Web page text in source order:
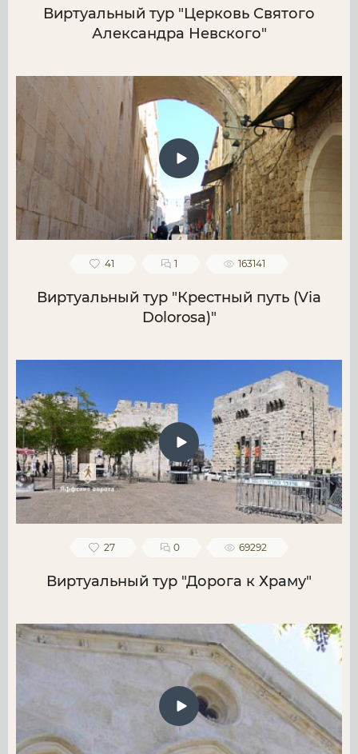
Виртуальный тур "Церковь Святого
Александра Невского"
41 1 163141
Виртуальный тур "Крестный путь (Via
Dolorosa)"
27 0 69292
Виртуальный тур "Дорога к Храму"